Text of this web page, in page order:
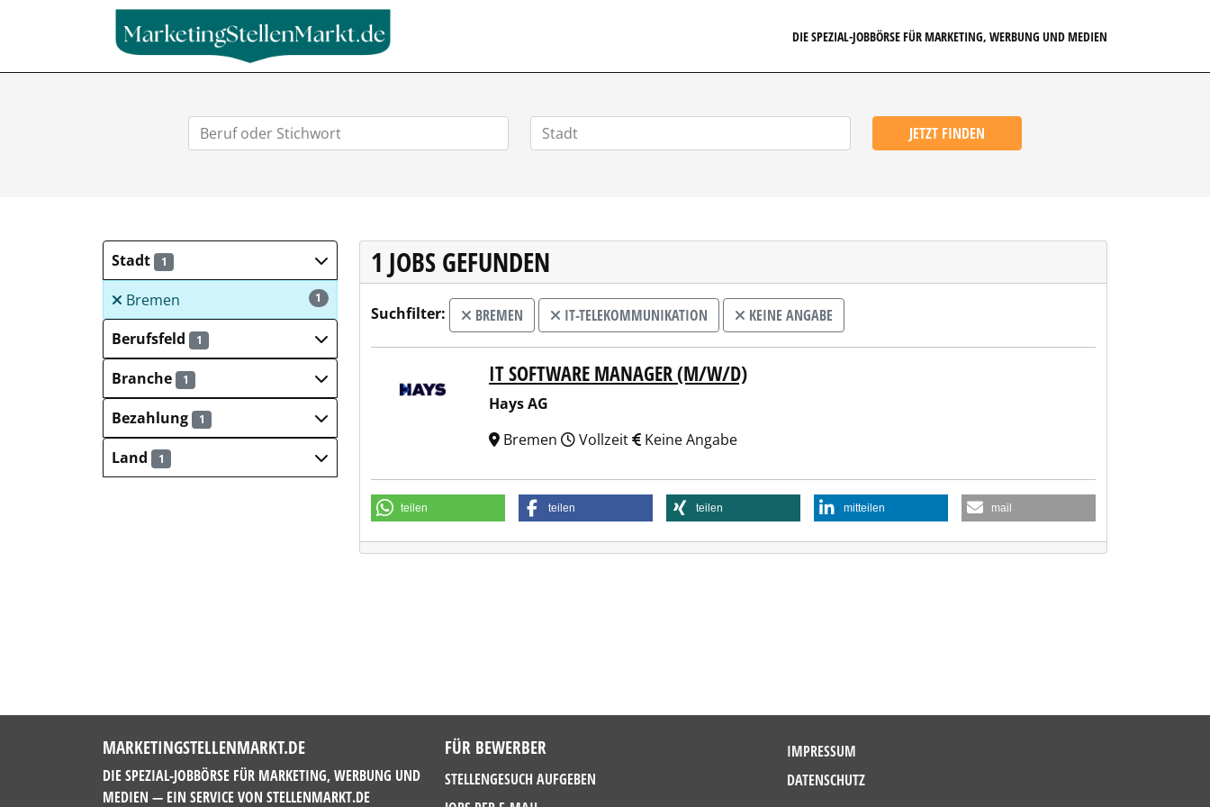
DIE SPEZIAL-JOBBÖRSE FÜR MARKETING, WERBUNG UND MEDIEN
JETZT FINDEN
Stadt 1
1
Bremen
Berufsfeld
1
Branche 1
Bezahlung 1
Land 1
1 JOBS GEFUNDEN
Suchfilter: BREMEN IT-TELEKOMMUNIKATION KEINE ANGABE
IT SOFTWARE MANAGER (M/W/D)
Hays AG
Bremen
Vollzeit Keine Angabe
teilen teilen teilen mitteilen mail
MARKETINGSTELLENMARKT.DE
DIE SPEZIAL-JOBBÖRSE FÜR MARKETING, WERBUNG UND
MEDIEN — EIN SERVICE VON STELLENMARKT.DE
FÜR BEWERBER
STELLENGESUCH AUFGEBEN
IMPRESSUM
DATENSCHUTZ